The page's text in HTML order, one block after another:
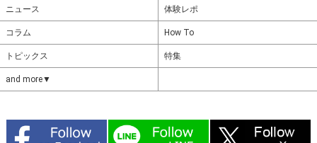
ニュース 体験レポ
コラム How To
トピックス 特集
and more▼